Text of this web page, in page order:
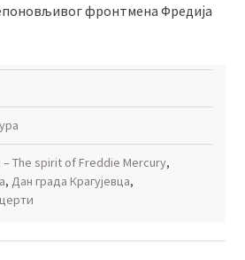
фронтмена Фредија
The spirit of Freddie Mercury,
, Дан града Крагујевца,